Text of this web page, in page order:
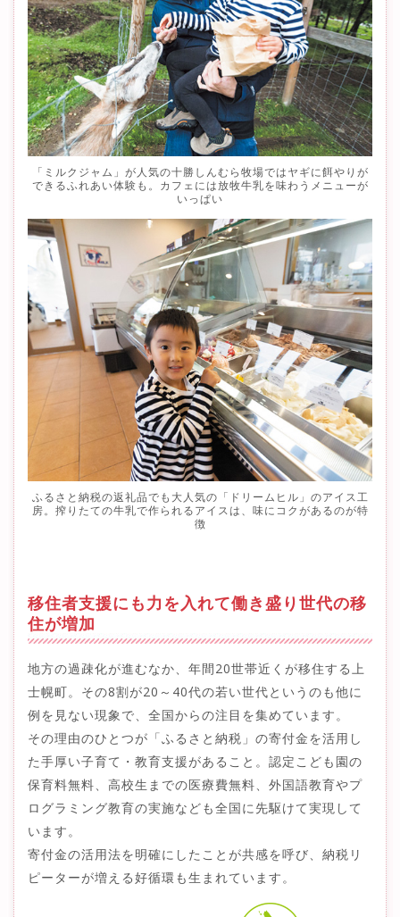
「ミルクジャム」が人気の十勝しんむら牧場ではヤギに餌やりが
できるふれあい体験も。カフェには放牧牛乳を味わうメニューが
いっぱい
ふるさと納税の返礼品でも大人気の「ドリームヒル」のアイス工
房。搾りたての牛乳で作られるアイスは、味にコクがあるのが特
徴
移住者支援にも力を入れて働き盛り世代の移
住が増加
地方の過疎化が進むなか、年間20世帯近くが移住する上
士幌町。その8割が20～40代の若い世代というのも他に
例を見ない現象で、全国からの注目を集めています。
その理由のひとつが「ふるさと納税」の寄付金を活用し
た手厚い子育て・教育支援があること。認定こども園の
保育料無料、高校生までの医療費無料、外国語教育やプ
ログラミング教育の実施なども全国に先駆けて実現して
います。
寄付金の活用法を明確にしたことが共感を呼び、納税リ
ピーターが増える好循環も生まれています。